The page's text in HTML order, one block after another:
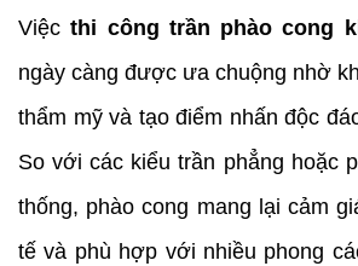
Việcthi công trần phào cong
ngày càng được ưa chuộng nhờ
thẩm mỹ và tạo điểm nhấn độc
So với các kiểu trần phẳng hoặc
thống, phào cong mang lại cảm
tế và phù hợp với nhiều phong